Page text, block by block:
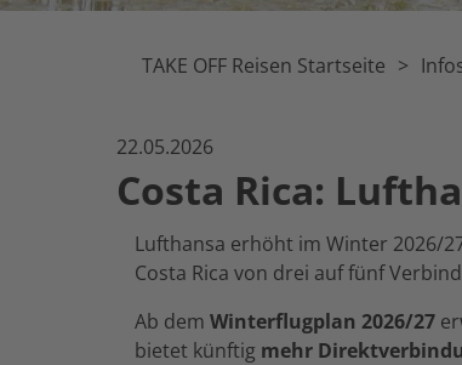
TAKE OFF Reisen Startseite
22.05.2026
Costa Rica:
Lufthansa erhöht im Winter 2026/
Costa Rica von drei auf fünf
Ab dem Winterflugplan 2026/27
bietet künftig mehr